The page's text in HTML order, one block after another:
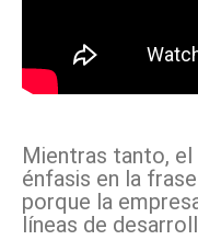
Mientras tanto, el
énfasis en la
porque la
líneas de